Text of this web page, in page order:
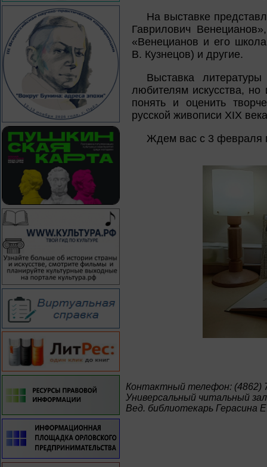
На выставке
Гаврилович
«Венецианов и его
В. Кузнецов) и другие.
Выставка
любителям искусства,
понять и оценить
русской живописи XIX
Ждем вас с 3 февраля
Контактный телефон: (4862)
Универсальный читальный зал
Вед. библиотекарь Герасина